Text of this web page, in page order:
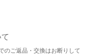
のご返品・交換はお断りして